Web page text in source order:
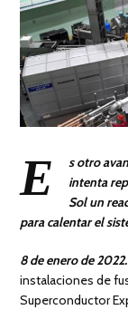
E
s otro
intenta
Sol un
para calentar el
8 de enero de 2022.
instalaciones de
Superconductor